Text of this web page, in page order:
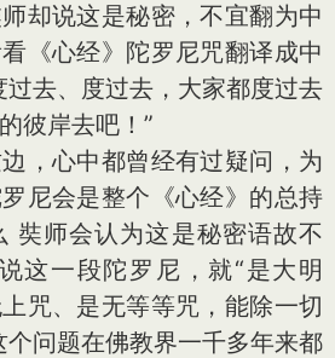
却说这是秘密，不宜翻为中
《心经》陀罗尼咒翻译成中
过去、度过去，大家都度过去
彼岸去吧！”
，心中都曾经有过疑问，为
尼会是整个《心经》的总持
奘师会认为这是秘密语故不
这一段陀罗尼，就“是大明
咒、是无等等咒，能除一切
个问题在佛教界一千多年来都